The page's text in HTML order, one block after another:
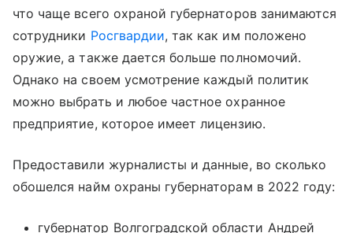
что чаще всего охраной губернаторов занимаются
сотрудники Росгвардии, так как им положено
оружие, а также дается больше полномочий.
Однако на своем усмотрение каждый политик
можно выбрать и любое частное охранное
предприятие, которое имеет лицензию.
Предоставили журналисты и данные, во сколько
обошелся найм охраны губернаторам в 2022 году:
губернатор Волгоградской области Андрей